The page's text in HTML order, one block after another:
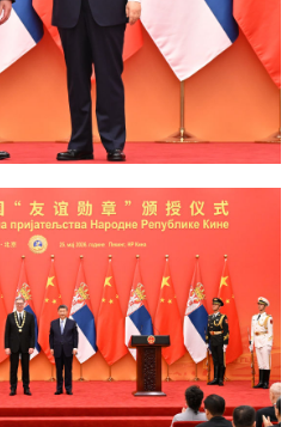
悦读
亚太网
河北 山西
上海 江苏
福建 江西